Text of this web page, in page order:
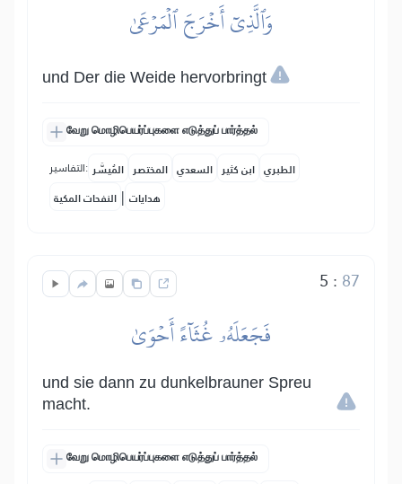
وَٱلَّذِيٓ أَخۡرَجَ ٱلۡمَرۡعَىٰ
und Der die Weide hervorbringt
வேறு மொழிபெயர்ப்புகளை எடுத்துப் பார்த்தல்
التفاسير: المُيسَّر المختصر السعدي ابن كثير الطبري
النفحات المكية | هدايات
5 : 87
فَجَعَلَهُۥ غُثَآءً أَحۡوَىٰ
und sie dann zu dunkelbrauner Spreu
macht.
வேறு மொழிபெயர்ப்புகளை எடுத்துப் பார்த்தல்